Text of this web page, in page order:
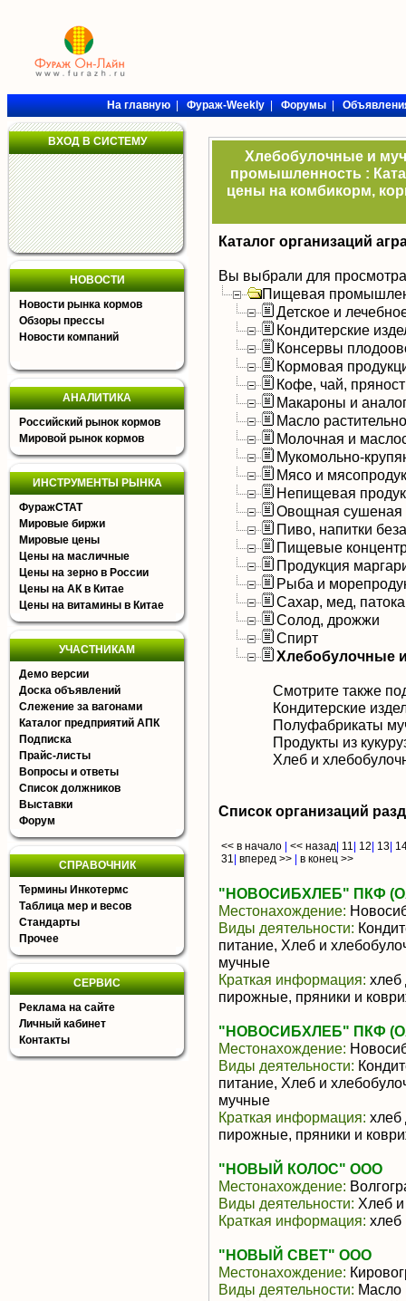
На главную|Фураж-Weekly|Форумы|
ВХОД В СИСТЕМУ
НОВОСТИ
Новости рынка кормов
Обзоры прессы
Новости компаний
АНАЛИТИКА
Российский рынок кормов
Мировой рынок кормов
ИНСТРУМЕНТЫ РЫНКА
ФуражСТАТ
Мировые биржи
Мировые цены
Цены на масличные
Цены на зерно в России
Цены на АК в Китае
Цены на витамины в Китае
УЧАСТНИКАМ
Демо версии
Доска объявлений
Слежение за вагонами
Каталог предприятий АПК
Подписка
Прайс-листы
Вопросы и ответы
Список должников
Выставки
Форум
СПРАВОЧНИК
Термины Инкотермс
Таблица мер и весов
Стандарты
Прочее
СЕРВИС
Реклама на сайте
Личный кабинет
Контакты
Хлебобулочные и
промышленность :
цены на комбикорм,
Каталог организаций
Вы выбрали для
Пищевая
Детское и
Кондитерские
Консервы
Кормовая
Кофе, чай,
Макароны и
Масло
Молочная и
Мукомольно-
Мясо и
Непищевая
Овощная сушеная
Пиво, напитки
Пищевые
Продукция
Рыба и
Сахар, мед, патока
Солод, дрожжи
Спирт
Хлебобулочные
Смотрите также
Кондитерские
Полуфабрикаты
Продукты из
Хлеб и
Список организаций
<< в начало << назад 11 12 13
31 вперед >> в конец >>
"НОВОСИБХЛЕБ" ПКФ
Местонахождение:
Виды деятельности:
питание, Хлеб и
мучные
Краткая информация: хлеб
пирожные, пряники и
"НОВОСИБХЛЕБ" ПКФ
Местонахождение:
Виды деятельности:
питание, Хлеб и
мучные
Краткая информация: хлеб
пирожные, пряники и
"НОВЫЙ КОЛОС" ООО
Местонахождение:
Виды деятельности: Хлеб
Краткая информация: хлеб
"НОВЫЙ СВЕТ" ООО
Местонахождение:
Виды деятельности: Масло